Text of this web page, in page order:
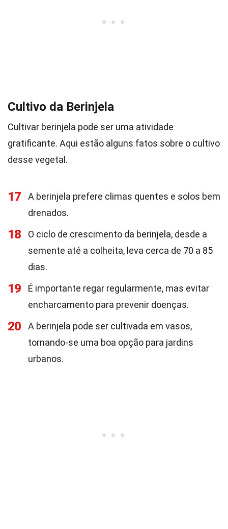
Cultivo da Berinjela
Cultivar berinjela pode ser uma atividade
gratificante. Aqui estão alguns fatos sobre o cultivo
desse vegetal.
17
A berinjela prefere climas quentes e solos bem
drenados.
18
O ciclo de crescimento da berinjela, desde a
semente até a colheita, leva cerca de 70 a 85
dias.
19
É importante regar regularmente, mas evitar
encharcamento para prevenir doenças.
20
A berinjela pode ser cultivada em vasos,
tornando-se uma boa opção para jardins
urbanos.